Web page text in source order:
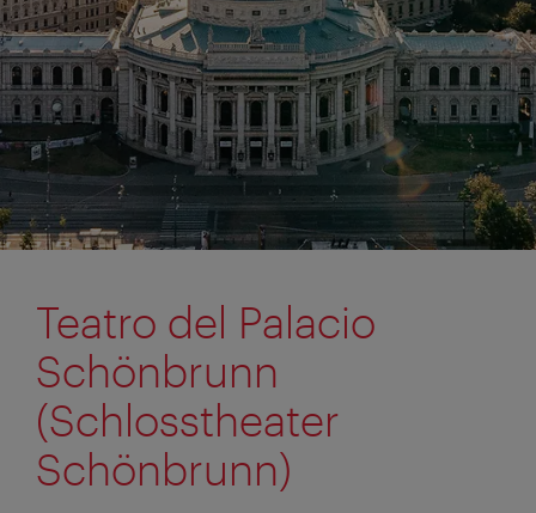
Teatro del Palacio
Schönbrunn
(Schlosstheater
Schönbrunn)